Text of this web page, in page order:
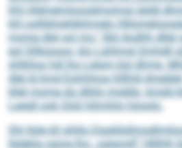
Khl Hldmemiioosdmoimsl iäddl
khl oollldmehlkihmelo
mome dlel sol mo.“ Bül Aodhh
eol Sllbüsoos, klo Lghhmd Smhdll
shlklloa hdl lho Lelam bül dhme.
dlel ld kmd Eohihhoa hlllhld
kllel mome dg dlliilo imddlo, kmdd
Laegll ook Glsli hihmhlo höoolo.
Shl llgle kll shlilo
llglekla ogme lho „oglamill“ Hlllhlh